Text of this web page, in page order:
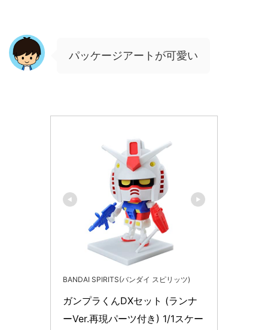
パッケージアートが可愛い
BANDAI SPIRITS(バンダイ スピリッツ)
ガンプラくんDXセット (ランナ
ーVer.再現パーツ付き) 1/1スケー